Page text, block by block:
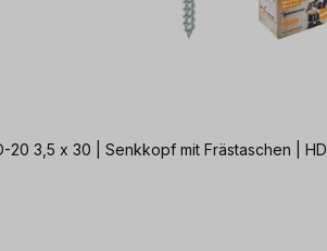
Die Schraube mit Technologievorsprung + 2x Gratis BIT HD-20 3,5